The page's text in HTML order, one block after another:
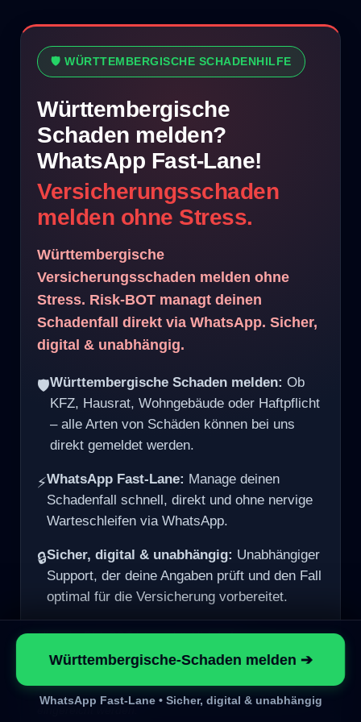
🛡️ WÜRTTEMBERGISCHE SCHADENHILFE
Württembergische
Schaden melden?
WhatsApp Fast-Lane!
Versicherungsschaden
melden ohne Stress.
Württembergische
Versicherungsschaden melden ohne
Stress. Risk-BOT managt deinen
Schadenfall direkt via WhatsApp. Sicher,
digital & unabhängig.
🛡️Württembergische Schaden melden:
Ob KFZ, Hausrat, Wohngebäude oder
Haftpflicht – alle Arten von Schäden
können bei uns direkt gemeldet werden.
⚡WhatsApp Fast-Lane:Manage deinen
Schadenfall schnell, direkt und ohne
nervige Warteschleifen via WhatsApp.
🔒Sicher, digital & unabhängig:
Unabhängiger Support, der deine
Angaben prüft und den Fall optimal für die
Versicherung vorbereitet.
Hinweis: Risk-BOT ist ausdrücklichkeine
keine Rechtsberatung
. Sie können alle Arten von
Württembergische-Schaden melden ➔
WhatsApp Fast-Lane • Sicher, digital & unabhängig